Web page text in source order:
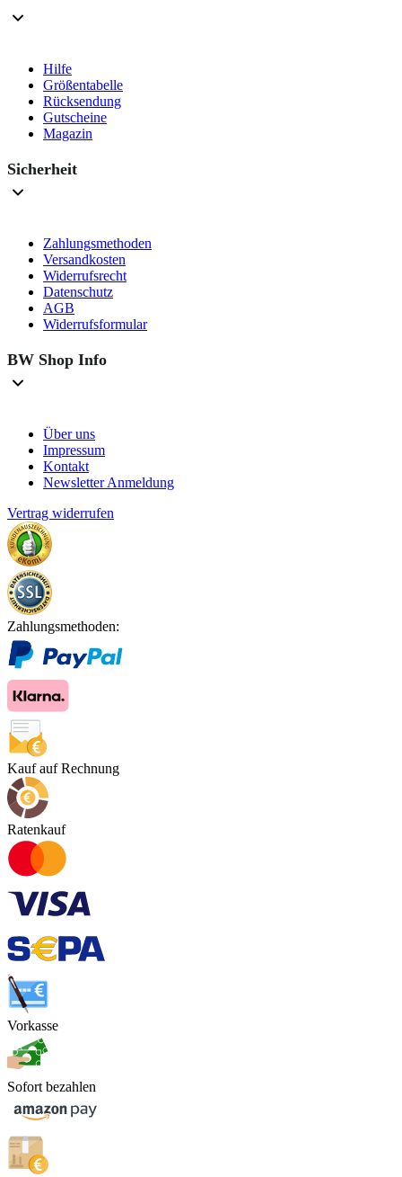
Hilfe
Größentabelle
Rücksendung
Gutscheine
Magazin
Sicherheit
Zahlungsmethoden
Versandkosten
Widerrufsrecht
Datenschutz
AGB
Widerrufsformular
BW Shop Info
Über uns
Impressum
Kontakt
Newsletter Anmeldung
Vertrag widerrufen
Zahlungsmethoden:
Kauf auf Rechnung
Ratenkauf
Vorkasse
Sofort bezahlen